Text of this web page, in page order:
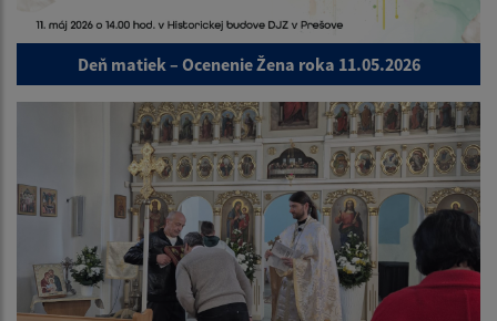
Deň matiek – Ocenenie Žena roka 11.05.2026